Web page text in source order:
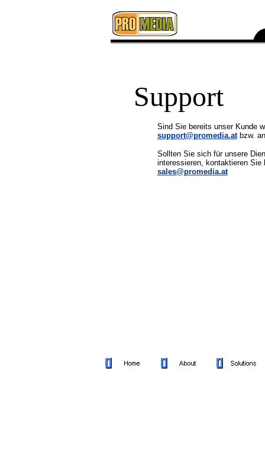
Support
Sind Sie bereits unser Kunde
support@promedia.at bzw.
Sollten Sie sich für unsere
interessieren, kontaktieren
sales@promedia.at